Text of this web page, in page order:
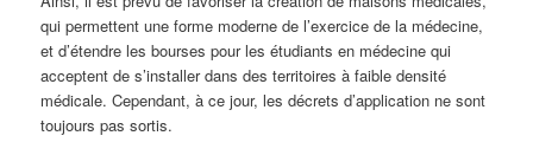
qui permettent une forme moderne de l’exercice de la médecine,
et d’étendre les bourses pour les étudiants en médecine qui
acceptent de s’installer dans des territoires à faible densité
médicale. Cependant, à ce jour, les décrets d’application ne sont
toujours pas sortis.